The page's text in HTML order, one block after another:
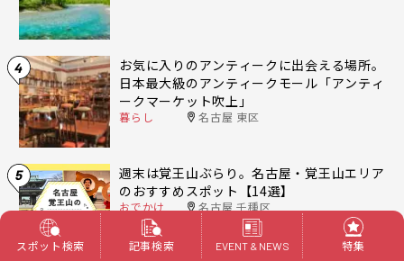
4
お気に入りのアンティークに出会える場所。
日本最大級のアンティークモール「アンティ
ークマーケット吹上」
暮らし 名古屋 東区
5
週末は覚王山ぶらり。名古屋・覚王山エリア
のおすすめスポット【14選】
おでかけ 名古屋 千種区
スポット検索 記事検索 EVENT & NEWS 特集